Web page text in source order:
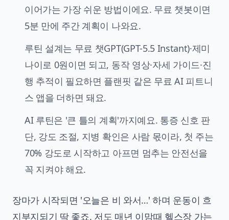
이어가는 가장 쉬운 방법이에요. 무료 챗봇이면
5분 만에 주간 계획이 나와요.
루틴 설계는 무료 챗GPT(GPT-5.5 Instant)·제미
나이로 0원이면 되고, 동작 영상·자세 가이드·진
행 추적이 필요하면 플랜핏 같은 무료 AI 피트니
스 앱을 더하면 돼요.
AI 루틴은 '큰 틀의 계획'까지예요. 통증 신호 판
단, 강도 조절, 지병 확인은 사람 몫이라, 첫 주는
70% 강도로 시작하고 아프면 멈추는 안전선을
꼭 지켜야 해요.
장마가 시작되면 '오늘은 비 와서…' 하며 운동이 흐
지부지되기 딱 좋죠. 저도 매년 이맘때 헬스장 가는